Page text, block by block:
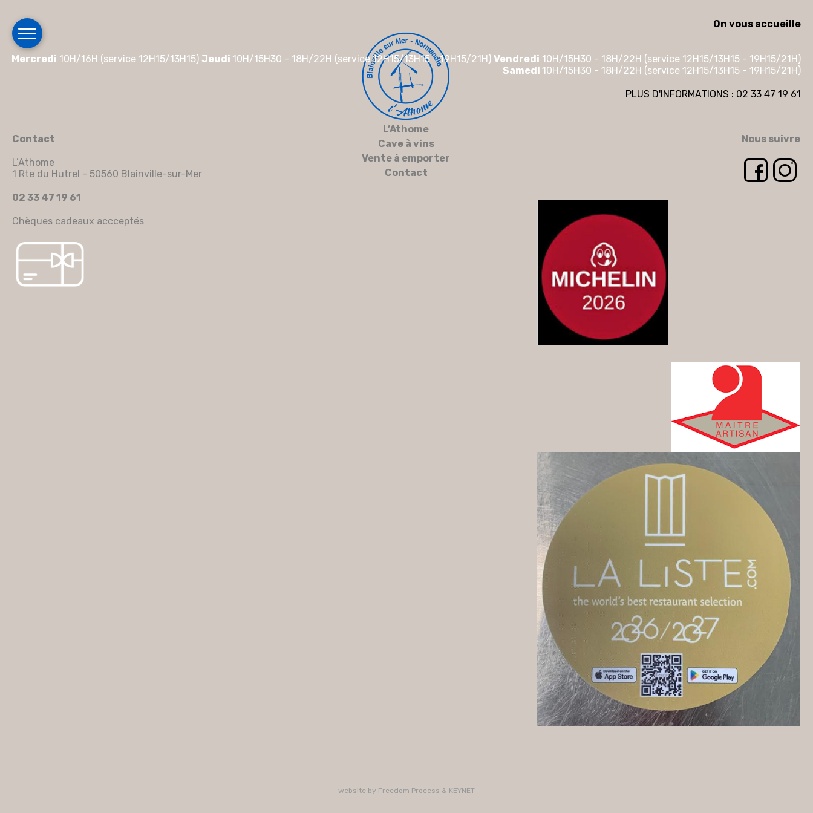
On vous accueille
Mercredi 10H/16H (service 12H15/13H15) Jeudi 10H/15H30 - 18H/22H (service 12H15/13H15 - 19H15/21H) Vendredi 10H/15H30 - 18H/22H (service 12H15/13H15 - 19H15/21H)
Samedi 10H/15H30 - 18H/22H (service 12H15/13H15 - 19H15/21H)
PLUS D'INFORMATIONS : 02 33 47 19 61
Contact
L’Athome
1 Rte du Hutrel - 50560 Blainville-sur-Mer
02 33 47 19 61
Chèques cadeaux accceptés
L’Athome
Cave à vins
Vente à emporter
Contact
Nous suivre
website by Freedom Process & KEYNET